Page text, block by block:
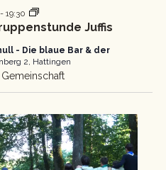
Juffis
- 19:30
Pfadfinder
Gruppenstunde
- Die blaue Bar & der
2, Hattingen